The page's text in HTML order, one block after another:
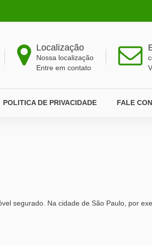
Localização
Nossa localização
Entre em contato
POLITICA DE PRIVACIDADE FALE
segurado. Na cidade de São Paulo, por